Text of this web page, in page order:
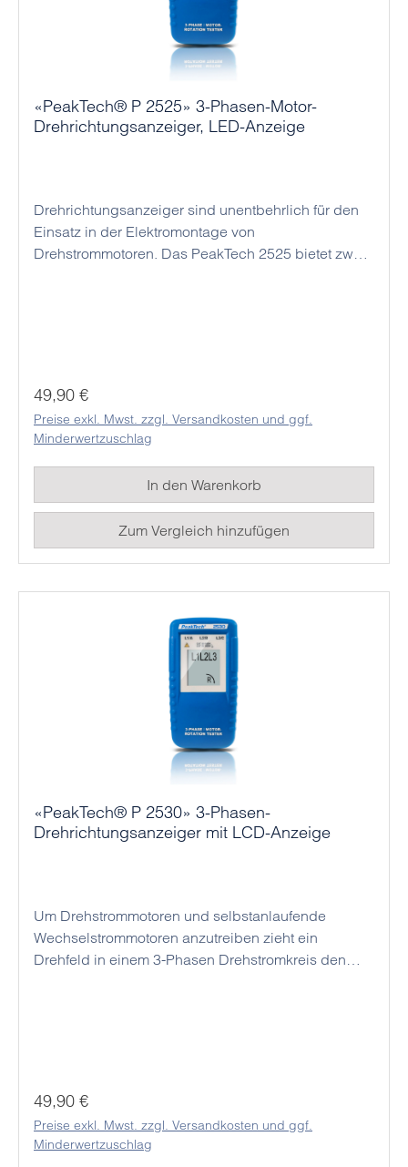
«PeakTech® P 2525» 3-Phasen-Motor-
Drehrichtungsanzeiger, LED-Anzeige
Drehrichtungsanzeiger sind unentbehrlich für den
Einsatz in der Elektromontage von
Drehstrommotoren. Das PeakTech 2525 bietet zwei
zur berührungslosen Bestimmung der Drehrichtung
von abgeschalteten bzw. nicht angeschlossenen
Motoren genutzt werden. Legen Sie das
eingeschaltete Messgerät hierzu ohne Prüfleitungen
parallel zur Längsachse auf den Motor. Drehen Sie
nun die Welle des Motors, das Messgerät zeigt nun
eine rechts oder links Bewegung an.
Regulärer Preis:
49,90 €
Preise exkl. Mwst. zzgl. Versandkosten und ggf.
Minderwertzuschlag
In den Warenkorb
Zum Vergleich hinzufügen
«PeakTech® P 2530» 3-Phasen-
Drehrichtungsanzeiger mit LCD-Anzeige
Um Drehstrommotoren und selbstanlaufende
Wechselstrommotoren anzutreiben zieht ein
Drehfeld in einem 3-Phasen Drehstromkreis den
Drehstrommotors überprüft und die aktuell
vorhandene Drehrichtung anzeigt. So können
Elektromotoren bei der Neuinstallation korrekt
Regulärer Preis:
49,90 €
Preise exkl. Mwst. zzgl. Versandkosten und ggf.
Minderwertzuschlag